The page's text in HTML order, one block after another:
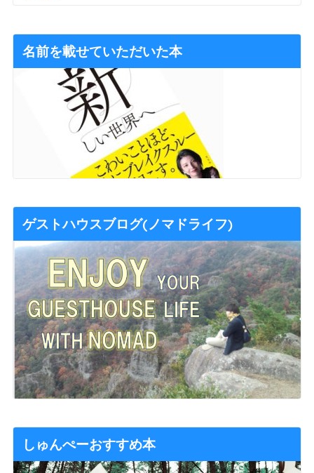
名前を載せていただいた本
ゲストハウスブログ(ノマドライフ)
しゅんぺーおすすめ本